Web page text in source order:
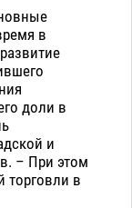
в
доли в
и
– При этом
торговли в